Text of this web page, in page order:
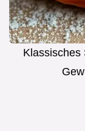
Klassisches